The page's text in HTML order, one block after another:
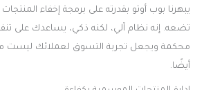
يبهرنا بوب أوتو بقدرته على برمجة إخفاء
تضعه. إنه نظام آلي، لكنه ذكي، يساعدك على
محكمة ويجعل تجربة التسوق لعملائك ليست
أيضًا.